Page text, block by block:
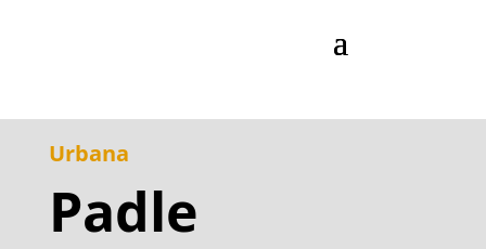
Urbana
Padle